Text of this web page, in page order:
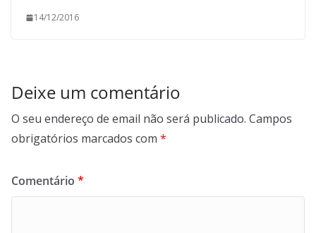
14/12/2016
Deixe um comentário
O seu endereço de email não será publicado. Campos
obrigatórios marcados com *
Comentário *